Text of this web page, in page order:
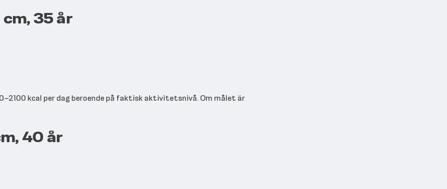
cm, 35 år
kcal per dag beroende på faktisk aktivitetsnivå. Om målet är
40 år